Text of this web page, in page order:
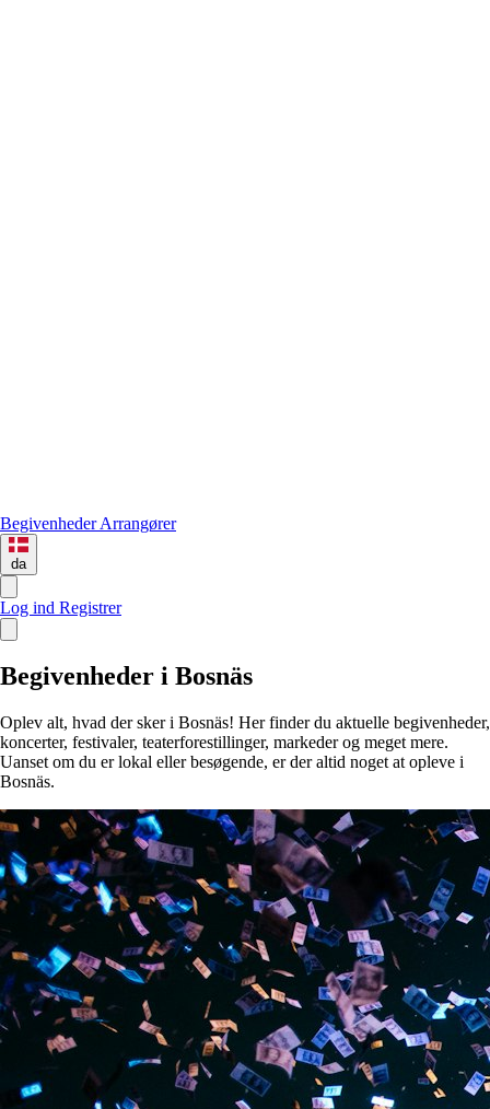
BegivenhederArrangører
da
Log ind Registrer
Begivenheder i Bosnäs
Oplev alt, hvad der sker i Bosnäs! Her finder du aktuelle begivenheder,
koncerter, festivaler, teaterforestillinger, markeder og meget mere.
Uanset om du er lokal eller besøgende, er der altid noget at opleve i
Bosnäs.